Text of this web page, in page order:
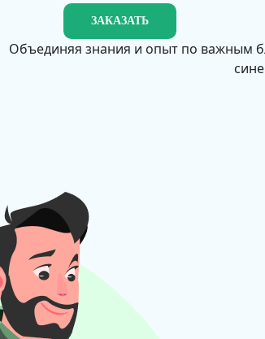
ЗАКАЗАТЬ
Объединяя знания и опыт по важным